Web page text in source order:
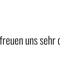
uns sehr